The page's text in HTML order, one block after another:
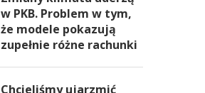
w PKB. Problem w tym,
że modele pokazują
zupełnie różne rachunki
Chcieliśmy ujarzmić